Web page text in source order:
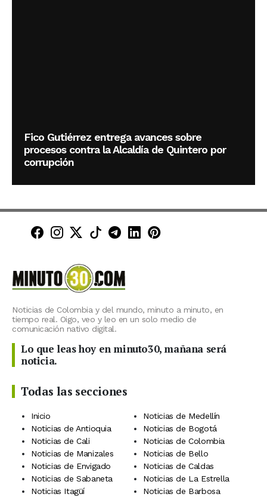
Fico Gutiérrez entrega avances sobre
procesos contra la Alcaldía de Quintero por
corrupción
Minuto30 en Facebook
Minuto30 en Instagram
Minuto30 en X (Twitter)
Minuto30 en TikTok
Canal de Minuto30 en
Minuto30 en LinkedIn
Minuto30 en
Noticias de Colombia y del mundo, minuto a minuto, en
tiempo real. Oigo, veo y leo en un solo medio de
comunicación nativo digital.
Lo que leas hoy en minuto30, mañana será
noticia.
Todas las secciones
Inicio
Noticias de Medellín
Noticias de Antioquia
Noticias de Bogotá
Noticias de Cali
Noticias de Colombia
Noticias de Manizales
Noticias de Bello
Noticias de Envigado
Noticias de Caldas
Noticias de Sabaneta
Noticias de La Estrella
Noticias Itagüí
Noticias de Barbosa